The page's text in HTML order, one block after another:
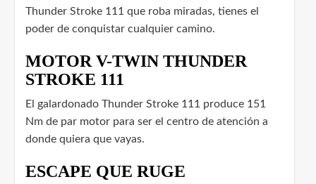
Thunder Stroke 111 que roba miradas, tienes el
poder de conquistar cualquier camino.
MOTOR V-TWIN THUNDER
STROKE 111
El galardonado Thunder Stroke 111 produce 151
Nm de par motor para ser el centro de atención a
donde quiera que vayas.
ESCAPE QUE RUGE